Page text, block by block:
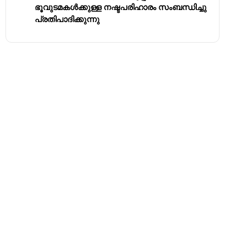
ഭൂവുടമകൾക്കുള്ള നഷ്ടപരിഹാരം സംബന്ധിച്ചു
പ്രതിപാദിക്കുന്നു